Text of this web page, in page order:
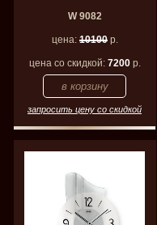
W 9082
цена: 10100р.
цена со скидкой: 7200р.
запросить цену со скидкой